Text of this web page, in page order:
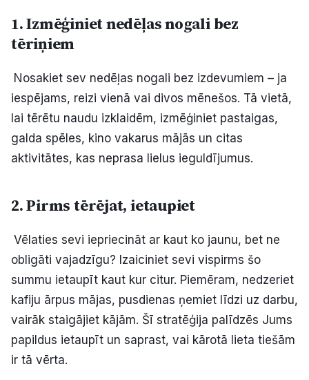
Par mums
Ziņo redakcijai
Facebook Instagram YouTube
1. Izmēģiniet nedēļas nogali bez
tēriņiem
Nosakiet sev nedēļas nogali bez izdevumiem – ja
iespējams, reizi vienā vai divos mēnešos. Tā vietā,
lai tērētu naudu izklaidēm, izmēģiniet pastaigas,
galda spēles, kino vakarus mājās un citas
aktivitātes, kas neprasa lielus ieguldījumus.
2. Pirms tērējat, ietaupiet
Vēlaties sevi iepriecināt ar kaut ko jaunu, bet ne
obligāti vajadzīgu? Izaiciniet sevi vispirms šo
summu ietaupīt kaut kur citur. Piemēram, nedzeriet
kafiju ārpus mājas, pusdienas ņemiet līdzi uz darbu,
vairāk staigājiet kājām. Šī stratēģija palīdzēs Jums
papildus ietaupīt un saprast, vai kārotā lieta tiešām
ir tā vērta.